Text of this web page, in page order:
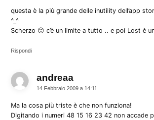
questa è la più grande delle inutility dell’app
^_^
Scherzo 😛 c’è un limite a tutto .. e poi Lost è
Rispondi
andreaadice:
14 Febbraio 2009 a 14:11
Ma la cosa più triste è che non funziona!
Digitando i numeri 48 15 16 23 42 non accade